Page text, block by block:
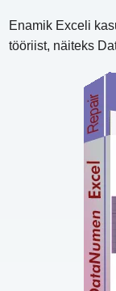
Enamik Exceli
tööriist, näiteks